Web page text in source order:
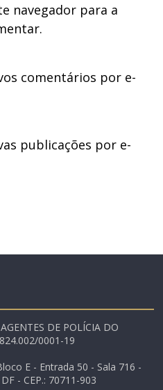
navegador para a
comentários por e-
publicações por e-
DE POLÍCIA DO
0001-19
E - Entrada 50 - Sala 716 -
- CEP.: 70711-903